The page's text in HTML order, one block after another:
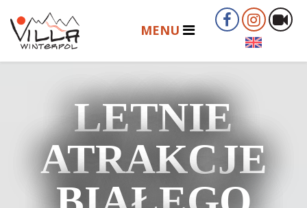
LETNIE
ATRAKCJE